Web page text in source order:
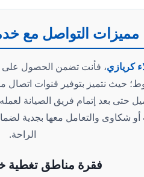
مميزات التواصل مع
كريازي، فأنت تضمن الحصول على
حيث نتميز بتوفير قنوات
حتى بعد إتمام فريق الصيانة
شكاوى والتعامل معها بجدية
الراحة.
فقرة مناطق تغطية